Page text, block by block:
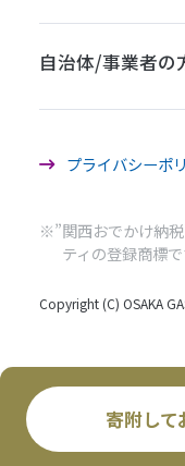
寄附して
自治体/事業者の
プライバシーポ
※”関西おでかけ納
ティの登録商標で
Copyright (C) OSAKA